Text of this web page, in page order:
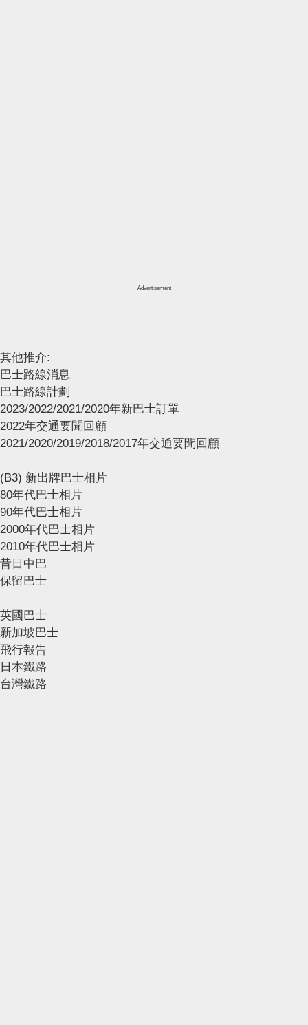
Advertisement
其他推介:
巴士路線消息
巴士路線計劃
2023/2022/2021/2020年新巴士訂單
2022年交通要聞回顧
2021/2020/2019/2018/2017年交通要聞回顧
(B3) 新出牌巴士相片
80年代巴士相片
90年代巴士相片
2000年代巴士相片
2010年代巴士相片
昔日中巴
保留巴士
英國巴士
新加坡巴士
飛行報告
日本鐵路
台灣鐵路